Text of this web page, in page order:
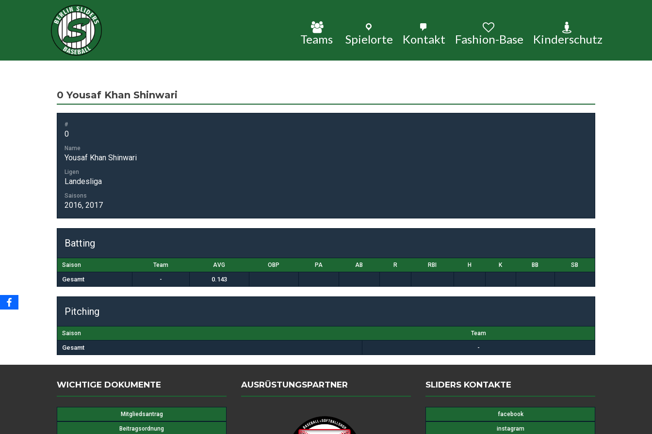
content
Teams Spielorte Kontakt Fashion-Base Kinderschutz
0 Yousaf Khan Shinwari
#
0
Name
Yousaf Khan Shinwari
Ligen
Landesliga
Saisons
2016, 2017
Batting
Saison Team AVG OBP PA AB R RBI H K BB SB
Gesamt - 0.143
Pitching
Saison Team
Gesamt -
WICHTIGE DOKUMENTE
Mitgliedsantrag
Beitragsordnung
AUSRÜSTUNGSPARTNER SLIDERS KONTAKTE
facebook
instagram